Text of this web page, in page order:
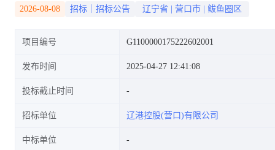
告
2026-08-08 招标｜招标公告 辽宁省 营口市 鲅鱼圈区
项目编号 G1100000175222602001
发布时间 2025-04-27 12:41:08
投标截止时间
招标单位 辽港控股(营口)有限公司
中标单位